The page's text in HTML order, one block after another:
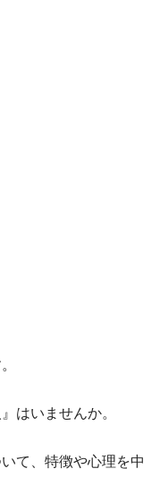
はいませんか。
て、特徴や心理を中